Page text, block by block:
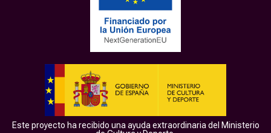
Este proyecto ha recibido una ayuda extraordinaria del Ministerio